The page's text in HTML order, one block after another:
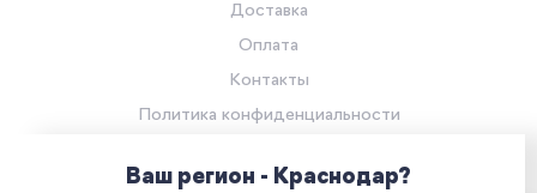
Доставка
Оплата
Контакты
Политика конфиденциальности
Ваш регион - Краснодар?